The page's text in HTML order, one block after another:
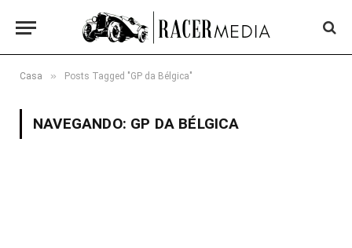
Casa » Posts Tagged "GP da Bélgica"
NAVEGANDO: GP DA BÉLGICA